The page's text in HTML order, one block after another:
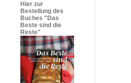
Hier zur
Bestellung des
Buches "Das
Beste sind die
Reste"